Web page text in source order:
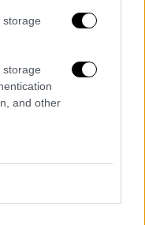
storage
storage
and other
απεικονίσεις
είναι
στην καριέρα
οθόνη στην
ο πιο
του σκηνοθέτη
θύμα του
Σπότο